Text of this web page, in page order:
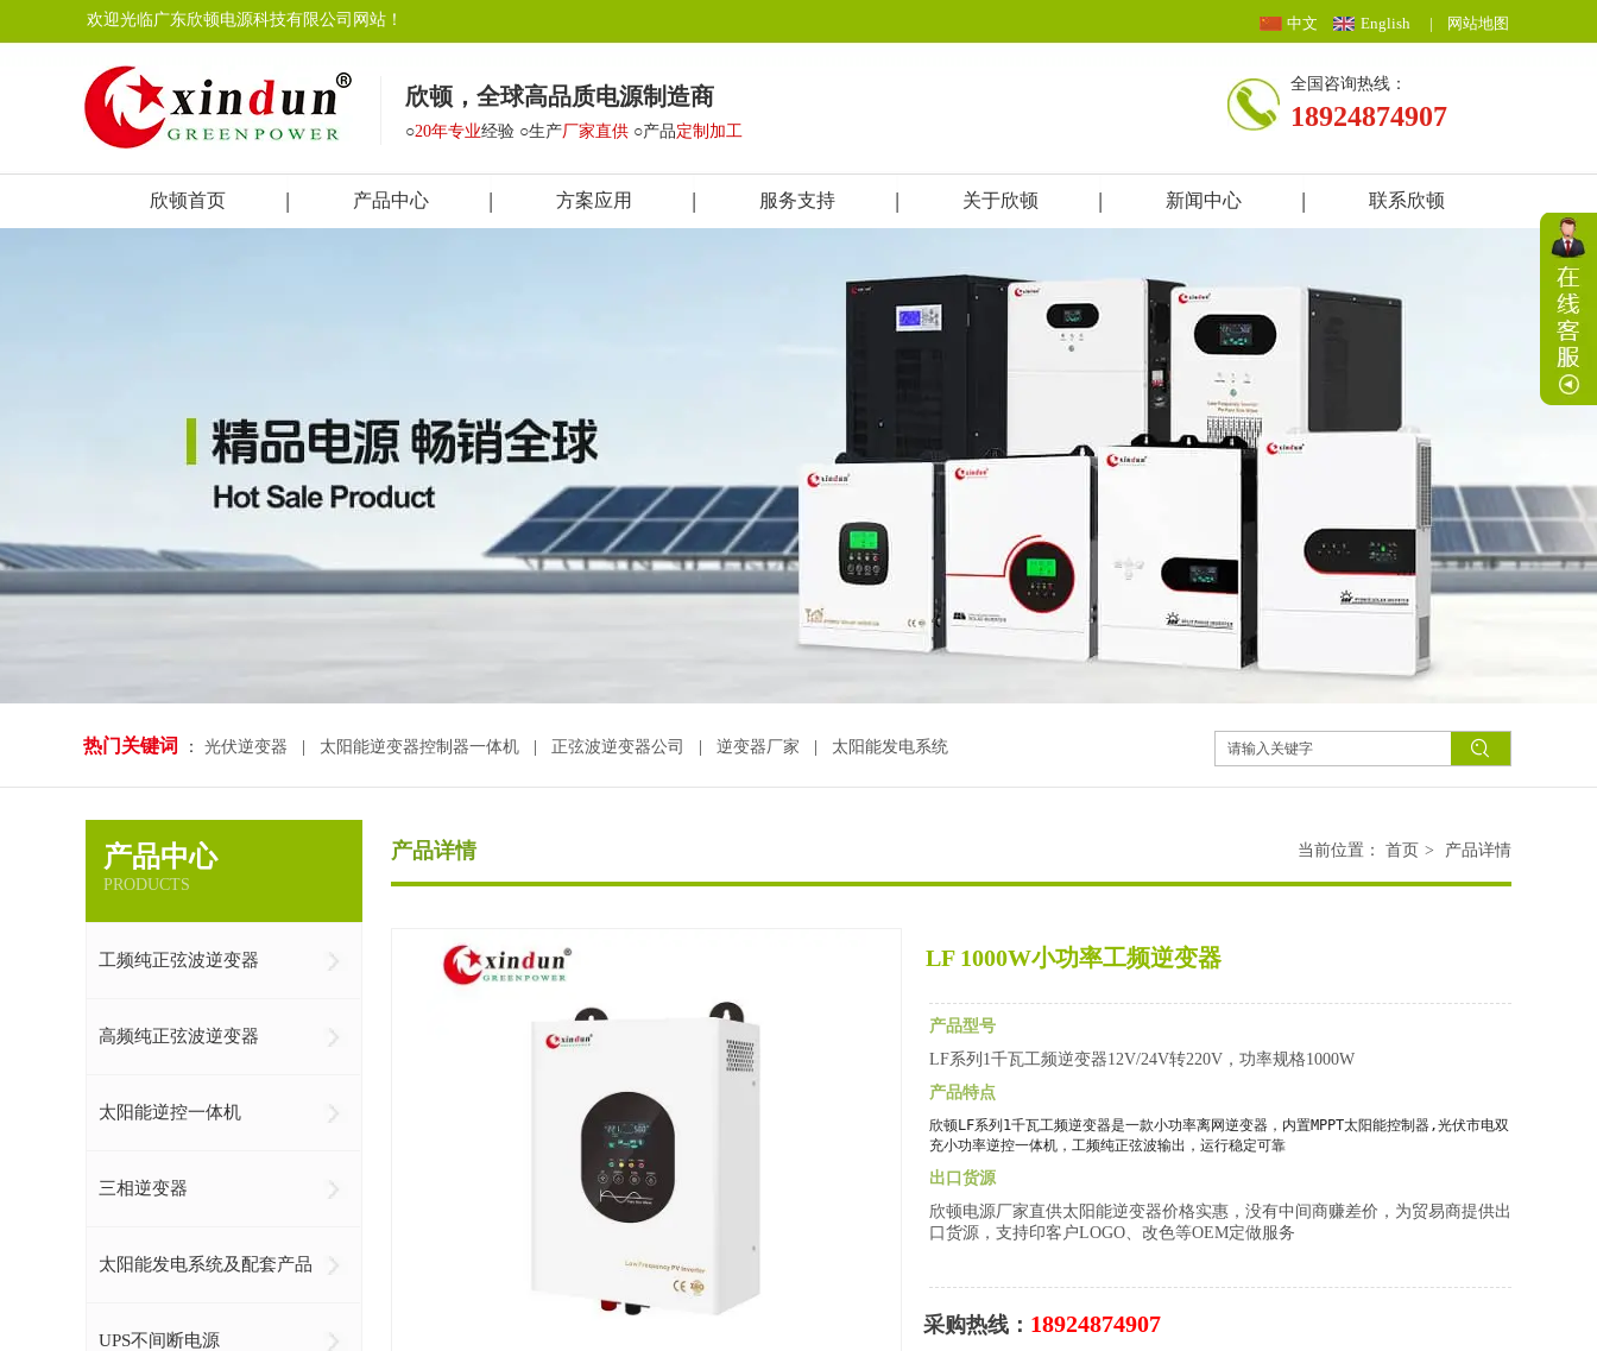
欢迎光临广东欣顿电源科技有限公司网站！
全国咨询热线：
18924874907
中文 English | 网站地图
欣顿，全球高品质电源制造商
○20年专业经验 ○生产厂家直供 ○产品定制加工
欣顿首页 产品中心 方案应用 服务支持 关于欣顿 新闻中心 联系欣顿
热门关键词 ： 光伏逆变器 太阳能逆变器控制器一体机 正弦波逆变器公司 逆变器厂家 太阳能发电系统
产品中心
PRODUCTS
工频纯正弦波逆变器
高频纯正弦波逆变器
太阳能逆控一体机
三相逆变器
太阳能发电系统及配套产品
UPS不间断电源
产品详情 当前位置： 首页 > 产品详情
采购热线 ： 18924874907
产品型号
LF系列1千瓦工频逆变器12V/24V转220V，功率规格1000W
产品特点
欣顿LF系列1千瓦工频逆变器是一款小功率离网逆变器，内置MPPT太阳能控制器,光伏市电双
充小功率逆控一体机，工频纯正弦波输出，运行稳定可靠
出口货源
欣顿电源厂家直供太阳能逆变器价格实惠，没有中间商赚差价，为贸易商提供出
口货源，支持印客户LOGO、改色等OEM定做服务
LF 1000W小功率工频逆变器